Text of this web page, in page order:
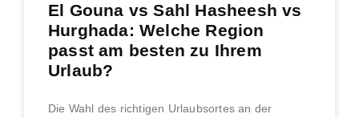
El Gouna vs Sahl Hasheesh vs
Hurghada: Welche Region
passt am besten zu Ihrem
Urlaub?
Die Wahl des richtigen Urlaubsortes an der